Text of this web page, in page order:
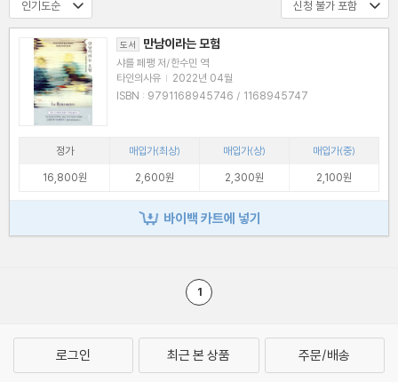
도서 만남이라는 모험
샤를 페팽 저/한수민 역
타인의사유 | 2022년 04월
ISBN : 9791168945746 / 1168945747
정가 매입가(최상) 매입가(상)
매입가(중)
16,800원
2,600원 2,300원 2,100원
바이백 카트에 넣기
1
로그인 최근 본 상품 주문/배송